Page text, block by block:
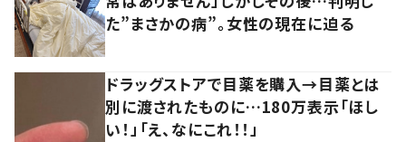
た”まさかの病”。女性の現在に迫る
ドラッグストアで目薬を購入→目薬とは
別に渡されたものに…180万表示「ほし
い！」「え、なにこれ！！」